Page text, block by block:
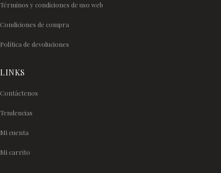
Términos y condiciones de uso web
Condiciones de compra
Política de devoluciones
LINKS
Contáctenos
Tendencias
Mi cuenta
Mi carrito